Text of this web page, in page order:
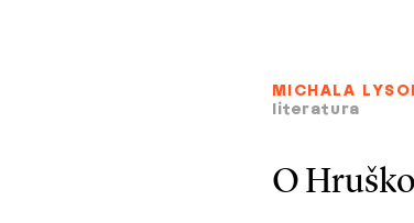
MICHALA
literatura
O